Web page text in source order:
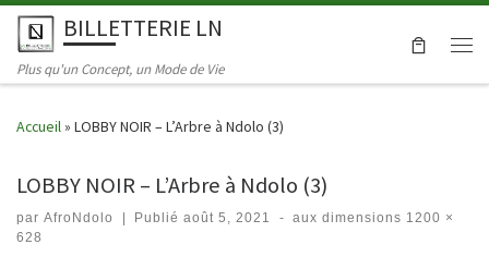
Skip to content
BILLETTERIE LN
Plus qu'un Concept, un Mode de Vie
Accueil » LOBBY NOIR – L’Arbre à Ndolo (3)
LOBBY NOIR – L’Arbre à Ndolo (3)
par AfroNdolo Publiéaoût 5, 2021 - aux dimensions 1200 ×
628